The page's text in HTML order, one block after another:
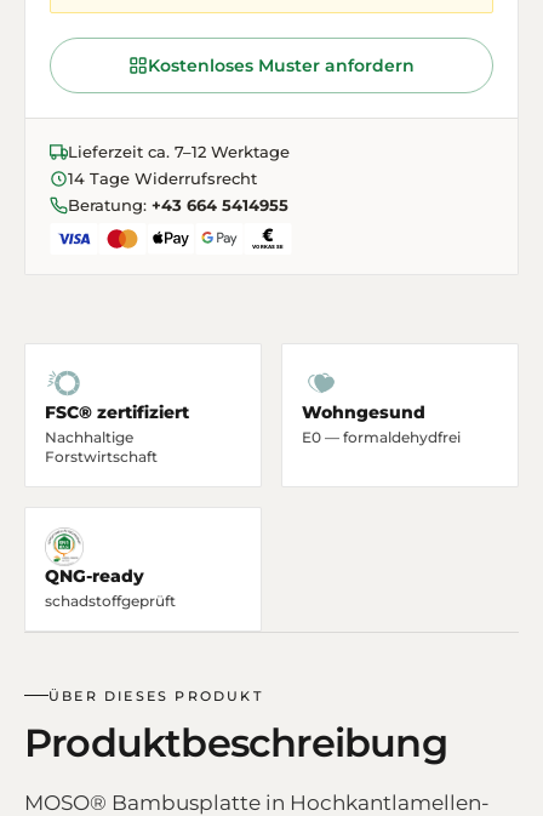
Kostenloses Muster anfordern
Lieferzeit ca. 7–12 Werktage
14 Tage Widerrufsrecht
Beratung: +43 664 5414955
FSC® zertifiziert
Nachhaltige
Forstwirtschaft
Wohngesund
E0 — formaldehydfrei
QNG-ready
schadstoffgeprüft
ÜBER DIESES PRODUKT
Produktbeschreibung
MOSO® Bambusplatte in Hochkantlamellen-